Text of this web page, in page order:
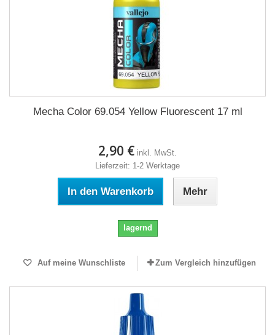
Mecha Color 69.054 Yellow Fluorescent 17 ml
2,90 € inkl. MwSt.
Lieferzeit: 1-2 Werktage
In den Warenkorb Mehr
lagernd
Auf meine Wunschliste Zum Vergleich hinzufügen